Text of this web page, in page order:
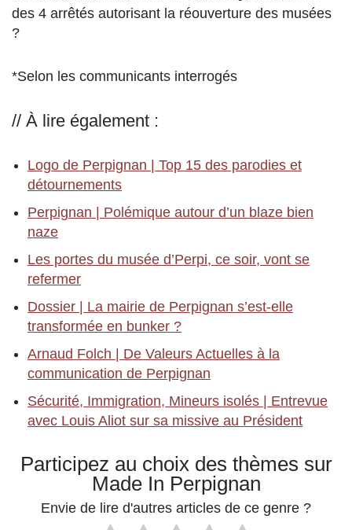
des 4 arrêtés autorisant la réouverture des musées
?
*Selon les communicants interrogés
// À lire également :
Logo de Perpignan | Top 15 des parodies et
détournements
Perpignan | Polémique autour d’un blaze bien
naze
Les portes du musée d’Perpi, ce soir, vont se
refermer
Dossier | La mairie de Perpignan s’est-elle
transformée en bunker ?
Arnaud Folch | De Valeurs Actuelles à la
communication de Perpignan
Sécurité, Immigration, Mineurs isolés | Entrevue
avec Louis Aliot sur sa missive au Président
Participez au choix des thèmes sur
Made In Perpignan
Envie de lire d'autres articles de ce genre ?